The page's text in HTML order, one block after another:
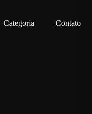
Categoria Contato